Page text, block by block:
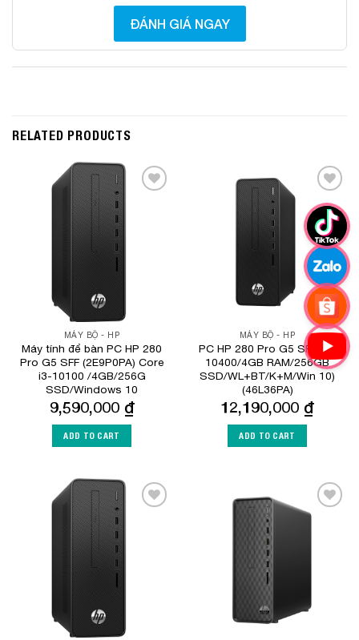
ĐÁNH GIÁ NGAY
RELATED PRODUCTS
MÁY BỘ - HP
Máy tính để bàn PC HP 280
Pro G5 SFF (2E9P0PA) Core
i3-10100 /4GB/256G
SSD/Windows 10
9,590,000 ₫
ADD TO CART
Add to
Wishlist
MÁY BỘ - HP
PC HP 280 Pro G5 SFF (i5-
10400/4GB RAM/256GB
SSD/WL+BT/K+M/Win 10)
(46L36PA)
12,190,000 ₫
ADD TO CART
Add to